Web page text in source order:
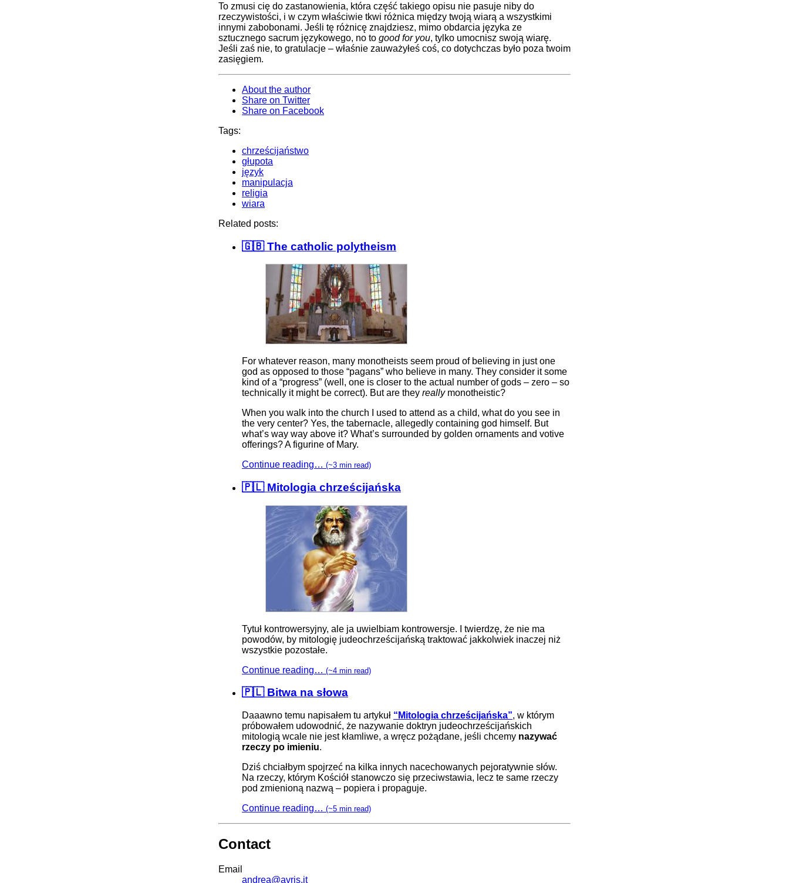
To zmusi cię do zastanowienia, która część takiego opisu nie pasuje niby do
rzeczywistości, i w czym właściwie tkwi różnica między twoją wiarą a wszystkimi
innymi zabobonami. Jeśli tę różnicę znajdziesz, mimo obdarcia języka ze
sztucznego sacrum językowego, no to good for you, tylko umocnisz swoją wiarę.
Jeśli zaś nie, to gratulacje – właśnie zauważyłeś coś, co dotychczas było poza twoim
zasięgiem.
About the author
Share on Twitter
Share on Facebook
Tags:
chrześcijaństwo
głupota
język
manipulacja
religia
wiara
Related posts:
🇬🇧 The catholic polytheism
For whatever reason, many monotheists seem proud of believing in just one
god as opposed to those “pagans” who believe in many. They consider it some
kind of a “progress” (well, one is closer to the actual number of gods – zero – so
technically it might be correct). But are they reallymonotheistic?
When you walk into the church I used to attend as a child, what do you see in
the very center? Yes, the tabernacle, allegedly containing god himself. But
what’s way way above it? What’s surrounded by golden ornaments and votive
offerings? A figurine of Mary.
Continue reading… (~3 min read)
🇵🇱 Mitologia chrześcijańska
Tytuł kontrowersyjny, ale ja uwielbiam kontrowersje. I twierdzę, że nie ma
powodów, by mitologię judeochrześcijańską traktować jakkolwiek inaczej niż
wszystkie pozostałe.
Continue reading… (~4 min read)
🇵🇱 Bitwa na słowa
Daaawno temu napisałem tu artykuł “Mitologia chrześcijańska”, w którym
próbowałem udowodnić, że nazywanie doktryn judeochrześcijańskich
mitologią wcale nie jest kłamliwe, a wręcz pożądane, jeśli chcemy nazywać
rzeczy po imieniu.
Dziś chciałbym spojrzeć na kilka innych nacechowanych pejoratywnie słów.
Na rzeczy, którym Kościół stanowczo się przeciwstawia, lecz te same rzeczy
pod zmienioną nazwą – popiera i propaguje.
Continue reading… (~5 min read)
Contact
Email
andrea@avris.it